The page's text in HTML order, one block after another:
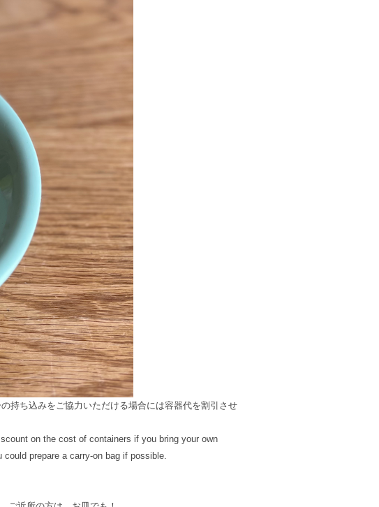
持ち込みをご協力いただける場合には容器代を割引させ
on the cost of containers if you bring your own
prepare a carry-on bag if possible.